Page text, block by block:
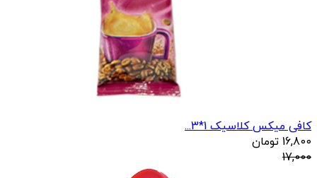
کافی میکس کلاسیک 1*3...
16,800 تومان
17,000